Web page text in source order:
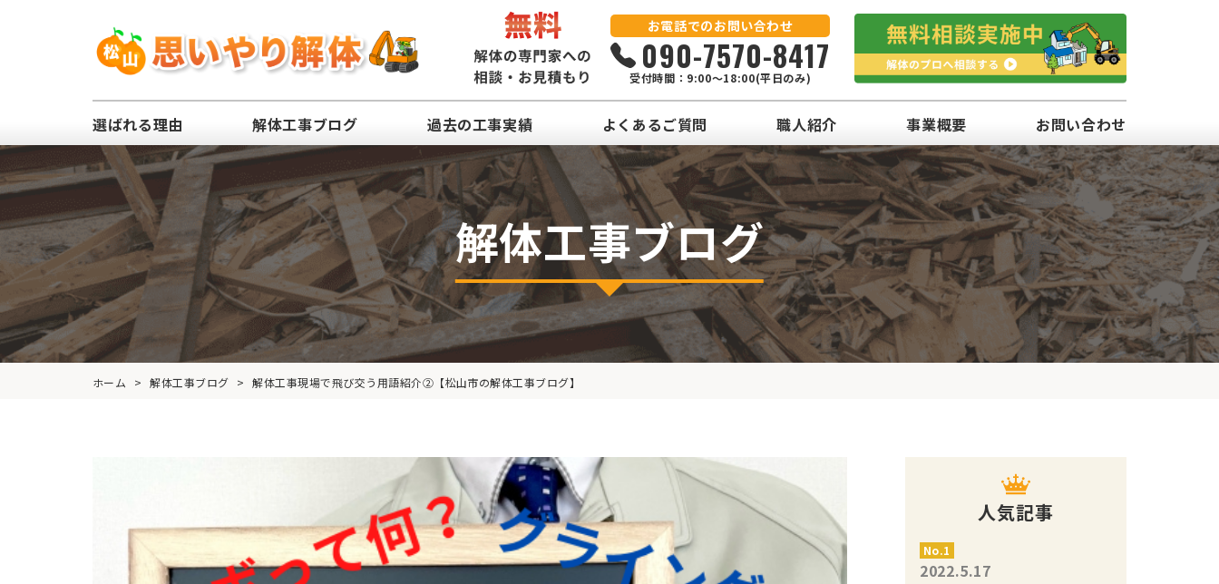
お電話でのお問い合わせ
090-7570-8417
受付時間：9:00～18:00(平日のみ)
選ばれる理由 解体工事ブログ 過去の工事実績 よくあるご質問 職人紹介 事業概要 お問い合わせ
解体工事ブログ
ホーム > 解体工事ブログ > 解体工事現場で飛び交う用語紹介②【松山市の解体工事ブログ】
人気記事
2022.5.17